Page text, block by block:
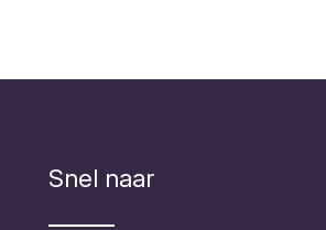
Snel naar